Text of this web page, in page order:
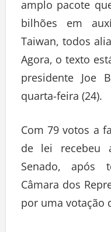
amplo pacote
bilhões em
Taiwan, todos
Agora, o texto
presidente Joe
quarta-feira (24).
Com 79 votos a
de lei recebeu
Senado, após
Câmara dos
por uma votação